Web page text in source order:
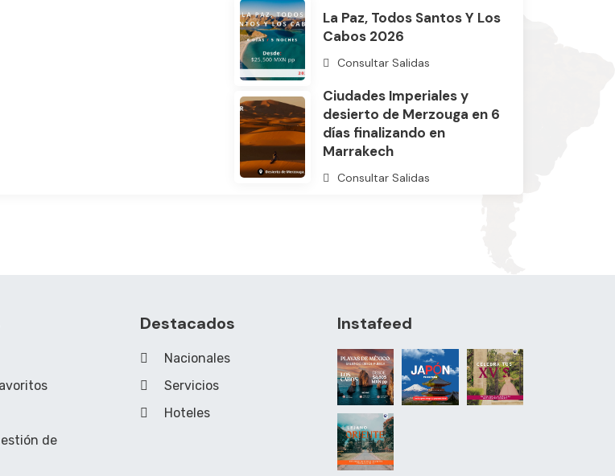
La Paz, Todos Santos Y Los
Cabos 2026
Consultar Salidas
Ciudades Imperiales y
desierto de Merzouga en 6
días finalizando en
Marrakech
Consultar Salidas
de
Destacados
Nacionales
Servicios
Hoteles
Instafeed